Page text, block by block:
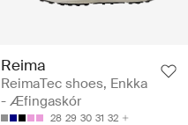
Reima
ReimaTec shoes, Enkka
- Æfingaskór
28 29 30 31 32